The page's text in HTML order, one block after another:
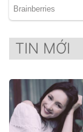
TIN MỚI